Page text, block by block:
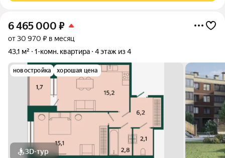
6 465 000 ₽
от 30 970 ₽ в месяц
43,1 м²
1-комн. квартира 4 этаж из 4
новостройка хорошая цена
3D-тур